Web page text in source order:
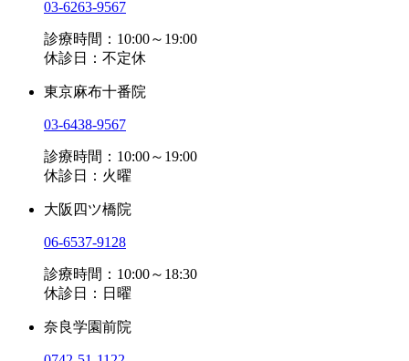
03-6263-9567
診療時間：10:00～19:00
休診日：不定休
東京麻布十番院
03-6438-9567
診療時間：10:00～19:00
休診日：火曜
大阪四ツ橋院
06-6537-9128
診療時間：10:00～18:30
休診日：日曜
奈良学園前院